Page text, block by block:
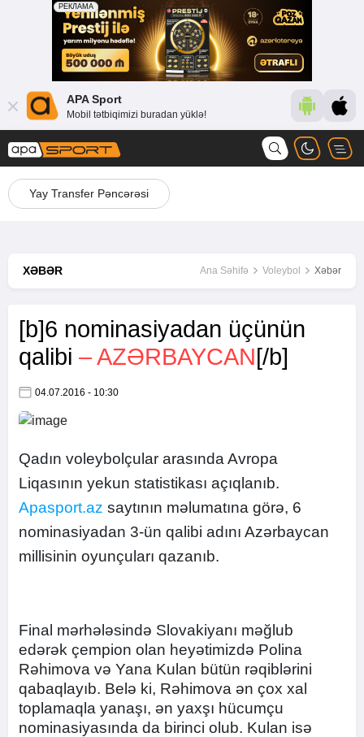
APA Sport
Mobil tətbiqimizi buradan yüklə!
Yay Transfer Pəncərəsi
XƏBƏR Ana Səhifə Voleybol Xəbər
[b]6 nominasiyadan üçünün
qalibi – AZƏRBAYCAN[/b]
04.07.2016 - 10:30
Qadın voleybolçular arasında Avropa
Liqasının yekun statistikası açıqlanıb.
Apasport.az saytının məlumatına görə, 6
nominasiyadan 3-ün qalibi adını Azərbaycan
millisinin oyunçuları qazanıb.
Final mərhələsində Slovakiyanı məğlub
edərək çempion olan heyətimizdə Polina
Rəhimova və Yana Kulan bütün rəqiblərini
qabaqlayıb. Belə ki, Rəhimova ən çox xal
toplamaqla yanaşı, ən yaxşı hücumçu
nominasiyasında da birinci olub. Kulan isə